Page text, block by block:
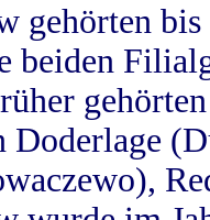
gehörten
beiden
Doderlage